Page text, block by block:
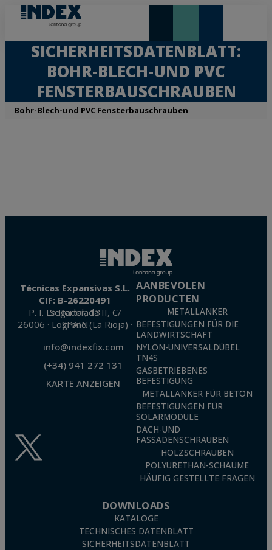
SICHERHEITSDATENBLATT:
BOHR-BLECH-UND PVC
FENSTERBAUSCHRAUBEN
Bohr-Blech-und PVC Fensterbauschrauben
Técnicas Expansivas S.L.
CIF: B-26220491
P. I. La Portalada II, C/ Segador, 13
26006 · Logroño (La Rioja) · SPAIN
info@indexfix.com
(+34) 941 272 131
KARTE ANZEIGEN
AANBEVOLEN
PRODUCTEN
METALLANKER
BEFESTIGUNGEN FÜR DIE
LANDWIRTSCHAFT
NYLON-UNIVERSALDÜBEL
TN4S
GASBETRIEBENES
BEFESTIGUNG
METALLANKER FÜR BETON
BEFESTIGUNGEN FÜR
SOLARMODULE
DACH-UND
FASSADENSCHRAUBEN
HOLZSCHRAUBEN
POLYURETHAN-SCHÄUME
HÄUFIG GESTELLTE FRAGEN
DOWNLOADS
KATALOGE
TECHNISCHES DATENBLATT
SICHERHEITSDATENBLATT